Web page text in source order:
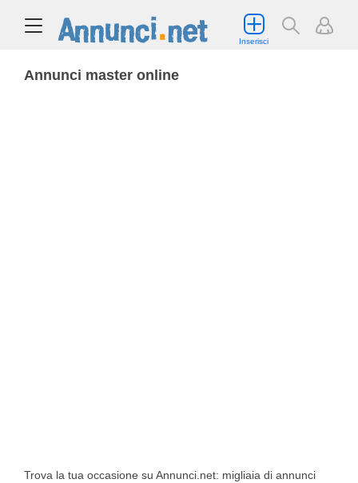
Inserisci
Annunci master online
Trova la tua occasione su Annunci.net: migliaia di annunci